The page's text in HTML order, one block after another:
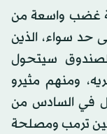
غضب واسعة من
حد سواء، الذين
سيتحول
ومنهم مثيرو
في السادس من
بين ترمب ومصلحة